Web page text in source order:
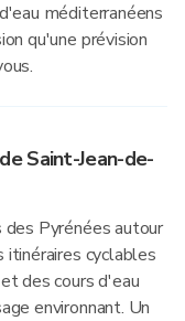
méditerranéens
qu'une prévision
Saint-Jean-de-
Pyrénées autour
cyclables
des cours d'eau
environnant. Un